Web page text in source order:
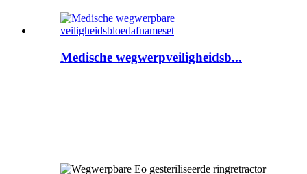
Medische wegwerpveiligheidsb...